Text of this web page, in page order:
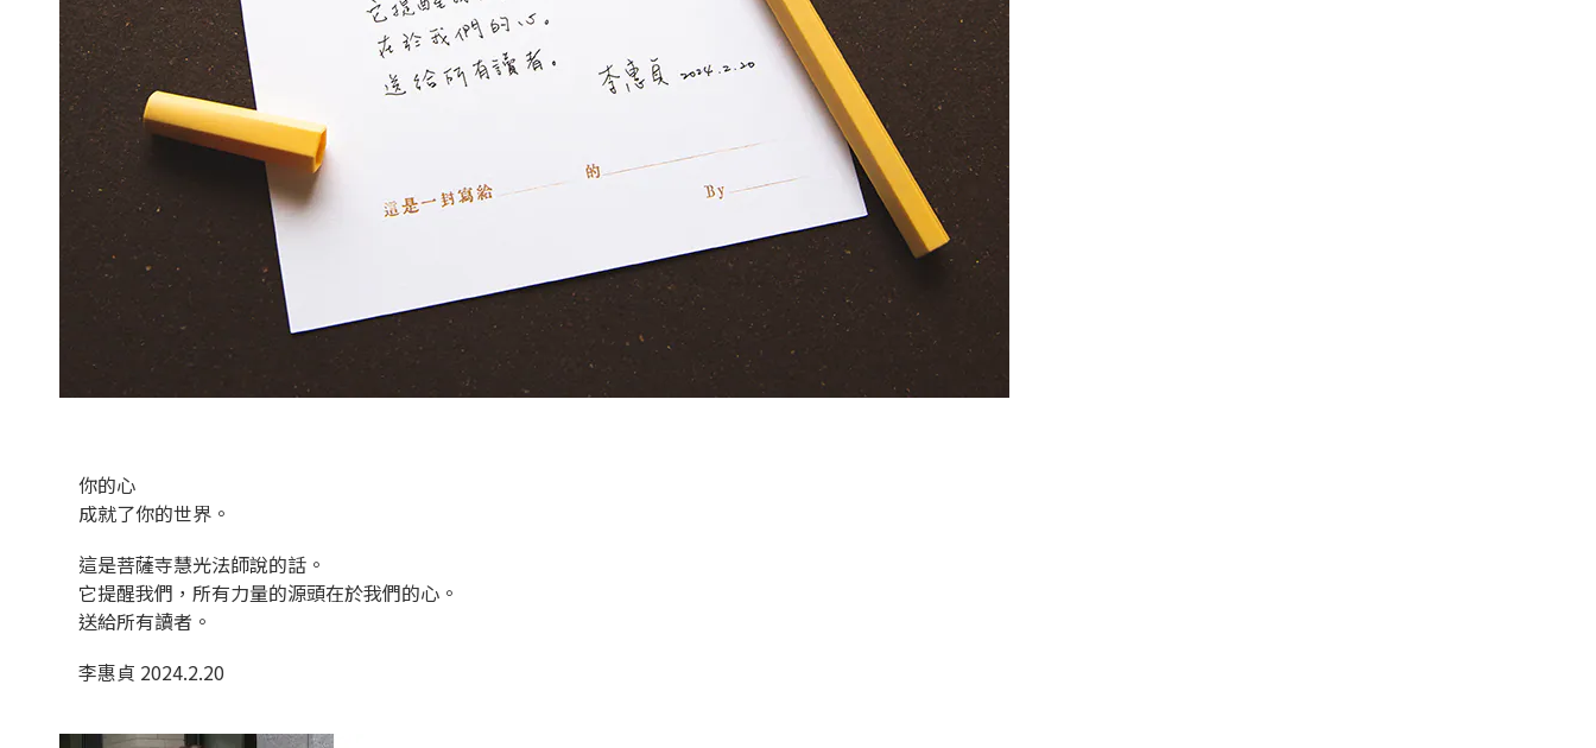
你的心
成就了你的世界。
這是菩薩寺慧光法師說的話。
它提醒我們，所有力量的源頭在於我們的心。
送給所有讀者。
李惠貞 2024.2.20